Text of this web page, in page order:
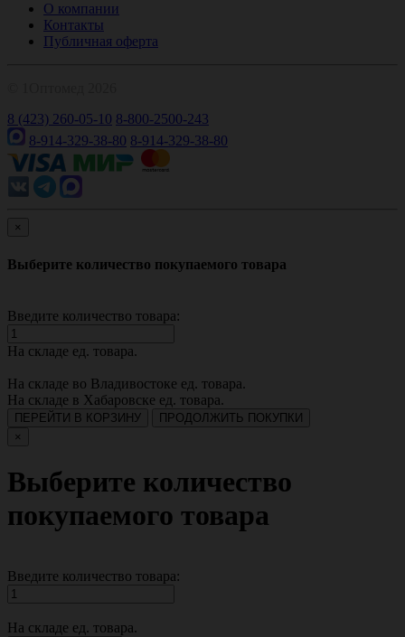
О компании
Контакты
Публичная оферта
8 (423) 260-05-10 8-800-2500-243
8-914-329-38-80 8-914-329-38-80
×
Выберите количество покупаемого товара
Введите количество товара:
На складе ед. товара.
На складе во Владивостоке ед. товара.
На складе в Хабаровске ед. товара.
ПЕРЕЙТИ В КОРЗИНУ
ПРОДОЛЖИТЬ ПОКУПКИ
×
Выберите количество
покупаемого товара
Введите количество товара:
На складе ед. товара.